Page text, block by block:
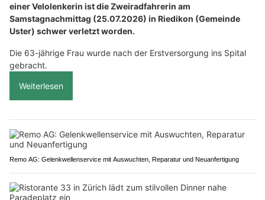
einer Velolenkerin ist die Zweiradfahrerin am
Samstagnachmittag (25.07.2026) in Riedikon (Gemeinde
Uster) schwer verletzt worden.
Die 63-jährige Frau wurde nach der Erstversorgung ins Spital
gebracht.
Weiterlesen
Remo AG: Gelenkwellenservice mit Auswuchten, Reparatur und Neuanfertigung